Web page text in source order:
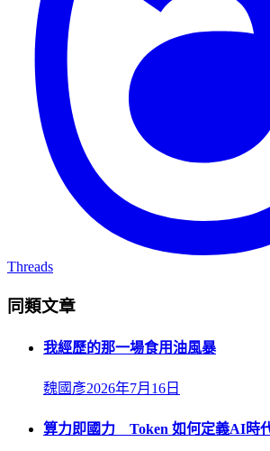
Threads
同類文章
我經歷的那一場食用油風暴
魏國彥2026年7月16日
算力即國力 Token 如何定義AI時